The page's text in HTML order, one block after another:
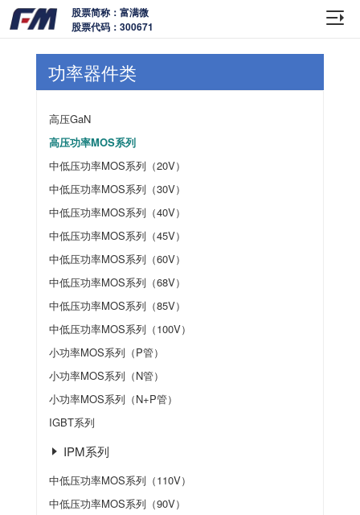
股票简称：富满微
股票代码：300671
功率器件类
高压GaN
高压功率MOS系列
中低压功率MOS系列（20V）
中低压功率MOS系列（30V）
中低压功率MOS系列（40V）
中低压功率MOS系列（45V）
中低压功率MOS系列（60V）
中低压功率MOS系列（68V）
中低压功率MOS系列（85V）
中低压功率MOS系列（100V）
小功率MOS系列（P管）
小功率MOS系列（N管）
小功率MOS系列（N+P管）
IGBT系列
IPM系列
中低压功率MOS系列（110V）
中低压功率MOS系列（90V）